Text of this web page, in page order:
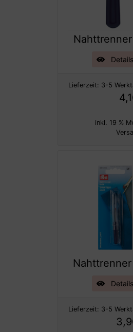
Details
Lieferzeit: 3-5
inkl. 19 %
Details
Lieferzeit: 3-5